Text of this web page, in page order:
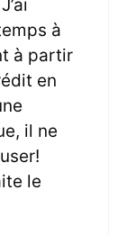
à
à partir
en
il ne
le